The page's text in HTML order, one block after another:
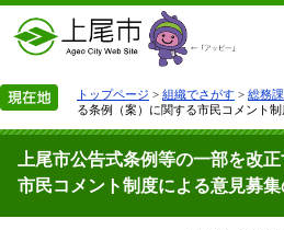
トップページ > 組織でさがす > 総務課
る条例（案）に関する市民コメント
上尾市公告式条例等の一部を改
市民コメント制度による意見募